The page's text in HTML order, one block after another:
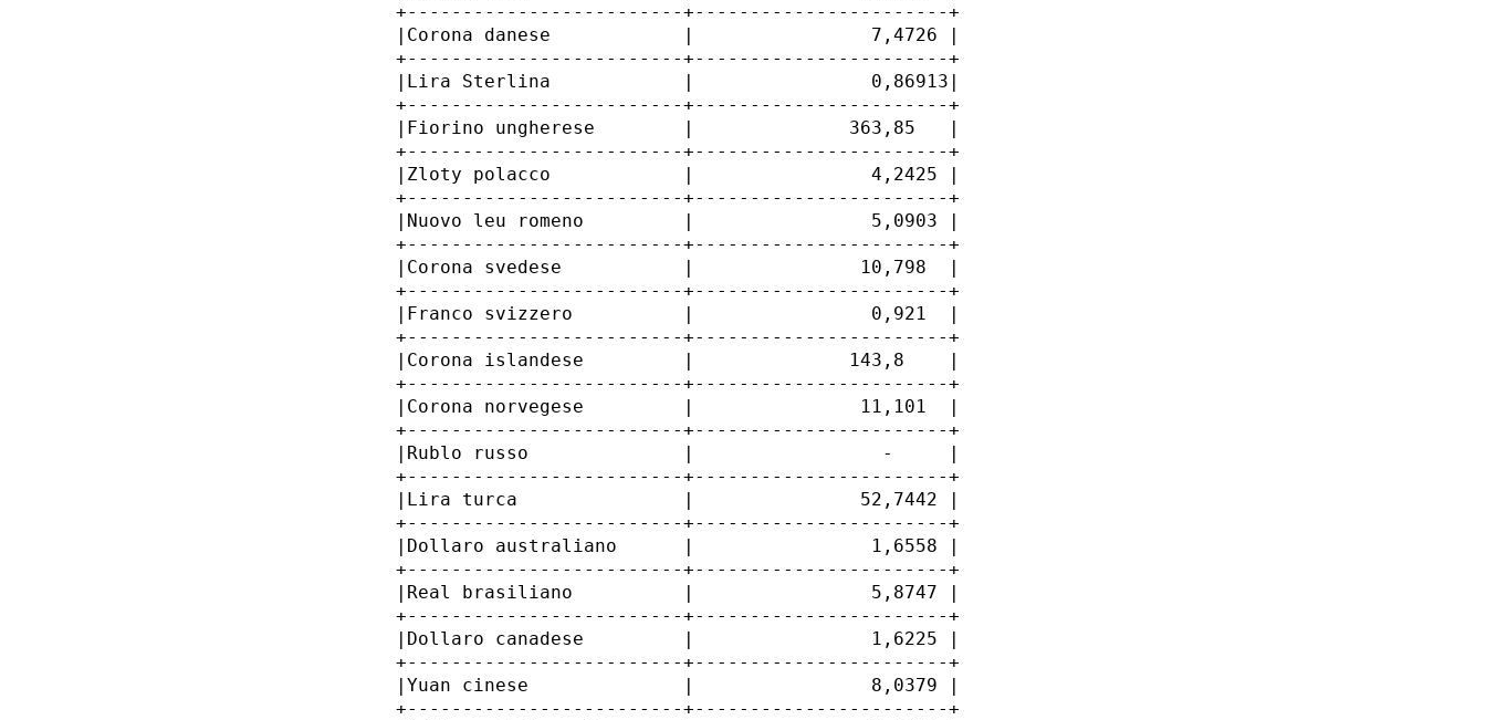
         +-------------------------+-----------------------+
         |Corona danese            |                7,4726 |
         +-------------------------+-----------------------+
         |Lira Sterlina            |                0,86913|
         +-------------------------+-----------------------+
         |Fiorino ungherese        |              363,85   |
         +-------------------------+-----------------------+
         |Zloty polacco            |                4,2425 |
         +-------------------------+-----------------------+
         |Nuovo leu romeno         |                5,0903 |
         +-------------------------+-----------------------+
         |Corona svedese           |               10,798  |
         +-------------------------+-----------------------+
         |Franco svizzero          |                0,921  |
         +-------------------------+-----------------------+
         |Corona islandese         |              143,8    |
         +-------------------------+-----------------------+
         |Corona norvegese         |               11,101  |
         +-------------------------+-----------------------+
         |Rublo russo              |                 -     |
         +-------------------------+-----------------------+
         |Lira turca               |               52,7442 |
         +-------------------------+-----------------------+
         |Dollaro australiano      |                1,6558 |
         +-------------------------+-----------------------+
         |Real brasiliano          |                5,8747 |
         +-------------------------+-----------------------+
         |Dollaro canadese         |                1,6225 |
         +-------------------------+-----------------------+
         |Yuan cinese              |                8,0379 |
         +-------------------------+-----------------------+